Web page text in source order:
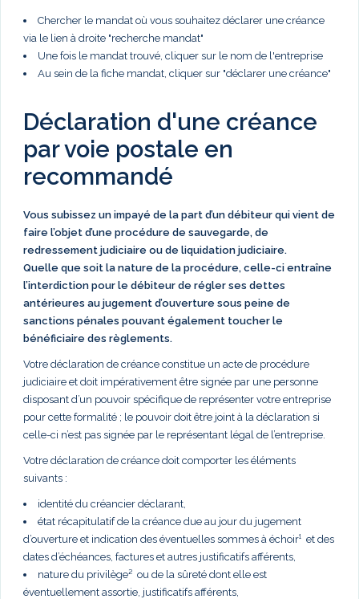
Chercher le mandat où vous souhaitez déclarer une créance
via le lien à droite "recherche mandat"
Une fois le mandat trouvé, cliquer sur le nom de l'entreprise
Au sein de la fiche mandat, cliquer sur "déclarer une créance"
Déclaration d'une créance
par voie postale en
recommandé
Vous subissez un impayé de la part d’un débiteur qui vient de
faire l’objet d’une procédure de sauvegarde, de
redressement judiciaire ou de liquidation judiciaire.
Quelle que soit la nature de la procédure, celle-ci entraîne
l’interdiction pour le débiteur de régler ses dettes
antérieures au jugement d’ouverture sous peine de
sanctions pénales pouvant également toucher le
bénéficiaire des règlements.
Votre déclaration de créance constitue un acte de procédure
judiciaire et doit impérativement être signée par une personne
disposant d’un pouvoir spécifique de représenter votre entreprise
pour cette formalité ; le pouvoir doit être joint à la déclaration si
celle-ci n’est pas signée par le représentant légal de l’entreprise.
Votre déclaration de créance doit comporter les éléments
suivants :
identité du créancier déclarant,
état récapitulatif de la créance due au jour du jugement
d’ouverture et indication des éventuelles sommes à échoir¹ et des
dates d’échéances, factures et autres justificatifs afférents,
nature du privilège² ou de la sûreté dont elle est
éventuellement assortie, justificatifs afférents,